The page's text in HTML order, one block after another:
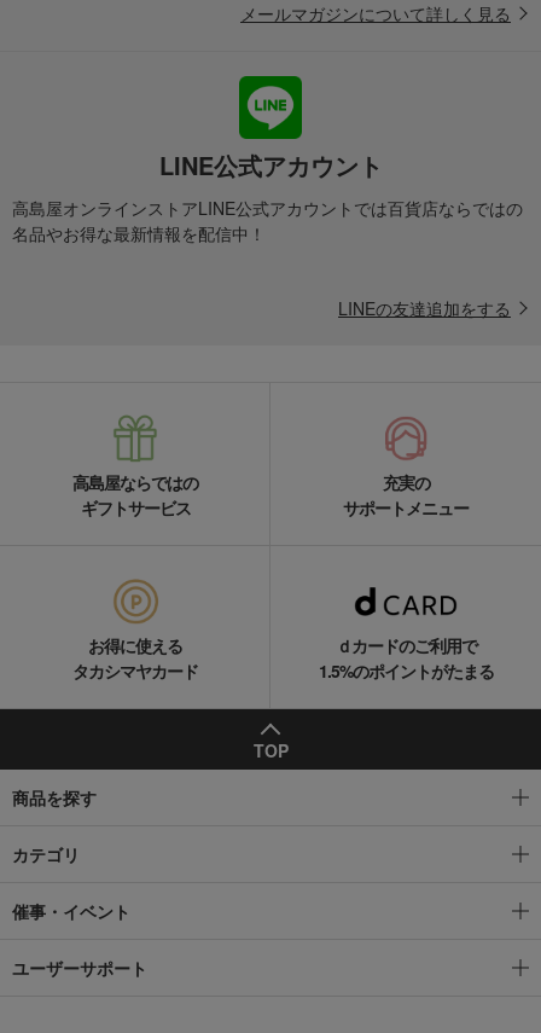
メールマガジンについて詳しく見る
LINE公式アカウント
高島屋オンラインストアLINE公式アカウントでは百貨店ならではの
名品やお得な最新情報を配信中！
LINEの友達追加をする
高島屋ならではの
ギフトサービス
充実の
サポートメニュー
お得に使える
タカシマヤカード
ｄカードのご利用で
1.5%のポイントがたまる
TOP
商品を探す
カテゴリ
催事・イベント
ユーザーサポート